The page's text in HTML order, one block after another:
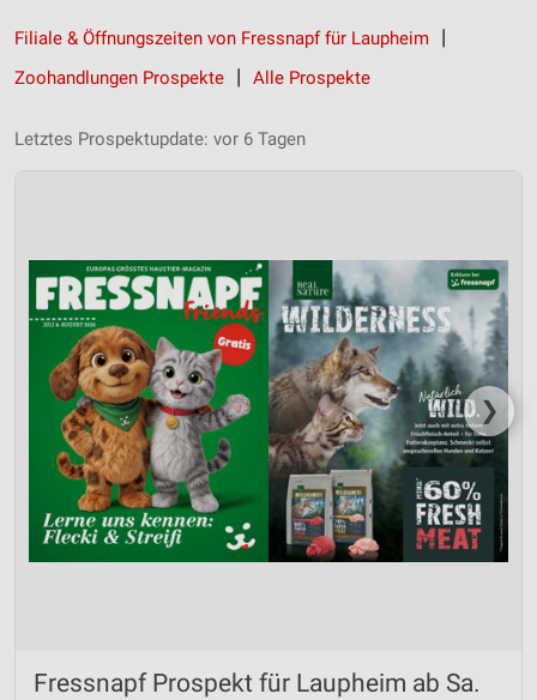
Filiale & Öffnungszeiten von Fressnapf für Laupheim
Zoohandlungen Prospekte
Alle Prospekte
Letztes Prospektupdate: vor 6 Tagen
❯
Fressnapf Prospekt für Laupheim ab Sa.